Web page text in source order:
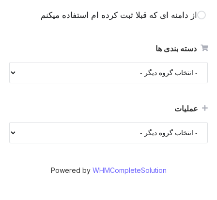
دسته بندی ها
عملیات
از دامنه ای که قبلا ثبت کرده ام استفاده میکنم
Powered by WHMCompleteSolution